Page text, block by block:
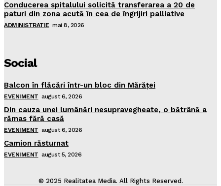
Conducerea spitalului solicită transferarea a 20 de
paturi din zona acută în cea de îngrijiri palliative
ADMINISTRATIE mai 8, 2026
Social
Balcon în flăcări într-un bloc din Mărăţei
EVENIMENT august 6, 2026
Din cauza unei lumânări nesupravegheate, o bătrână a
rămas fără casă
EVENIMENT august 6, 2026
Camion răsturnat
EVENIMENT august 5, 2026
© 2025 Realitatea Media. All Rights Reserved.